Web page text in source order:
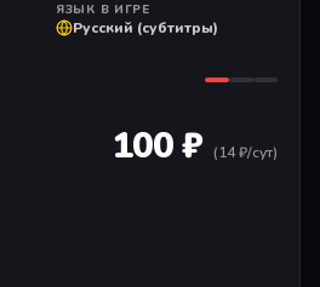
ЯЗЫК В ИГРЕ
Русский (субтитры)
100 ₽ (14₽/сут)